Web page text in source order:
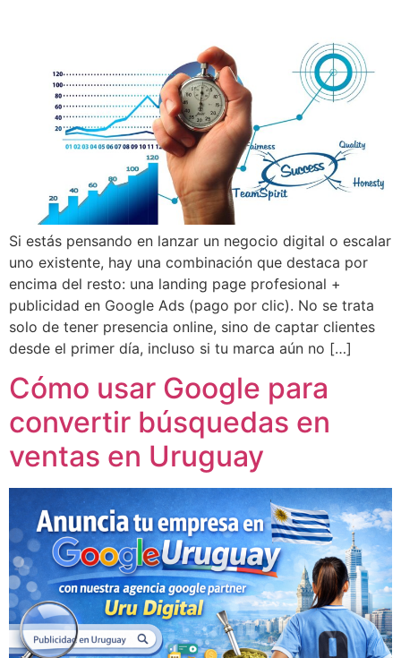
Si estás pensando en lanzar un negocio digital o escalar
uno existente, hay una combinación que destaca por
encima del resto: una landing page profesional +
publicidad en Google Ads (pago por clic). No se trata
solo de tener presencia online, sino de captar clientes
desde el primer día, incluso si tu marca aún no […]
Cómo usar Google para
convertir búsquedas en
ventas en Uruguay